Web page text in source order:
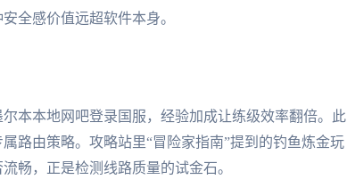
全感价值远超软件本身。
本本地网吧登录国服，经验加成让练级效率翻倍。此
路由策略。攻略站里“冒险家指南”提到的钓鱼炼金玩
畅，正是检测线路质量的试金石。